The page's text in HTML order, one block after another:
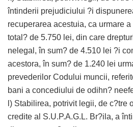
întinderii prejudiciului ?i
recuperarea acestuia, ca urmare
total? de 5.750 lei, din care
nelegal, în sum? de 4.510 lei ?i
acestora, în sum? de 1.240 lei
prevederilor Codului muncii,
bani a concediului de odihn?
l) Stabilirea, potrivit legii, de c?tre
credite al S.U.P.A.G.L. Br?ila, a